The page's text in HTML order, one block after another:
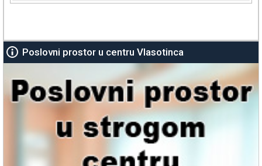
Poslovni prostor u centru Vlasotinca